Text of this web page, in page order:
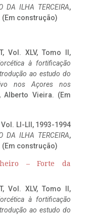
DA ILHA TERCEIRA,
construção)
Vol. XLV, Tomo II,
à fortificação
ao estudo do
nos Açores nos
Alberto Vieira. (Em
LI-LII, 1993-1994
DA ILHA TERCEIRA,
construção)
– Forte da
Vol. XLV, Tomo II,
à fortificação
ao estudo do